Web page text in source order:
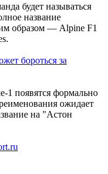
будет называться
название
образом — Alpine F1
бороться за
1 появятся формально
ожидает
на "Астон